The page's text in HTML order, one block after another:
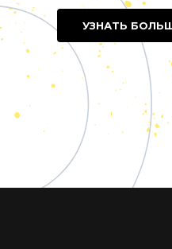
УЗНАТЬ